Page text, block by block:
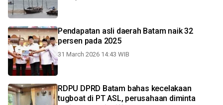
Pendapatan asli daerah Batam naik 32
persen pada 2025
31 March 2026 14:43 WIB
RDPU DPRD Batam bahas kecelakaan
tugboat di PT ASL, perusahaan diminta